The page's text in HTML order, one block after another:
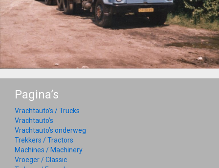
Pagina’s
Vrachtauto’s / Trucks
Vrachtauto’s
Vrachtauto’s onderweg
Trekkers / Tractors
Machines / Machinery
Vroeger / Classic